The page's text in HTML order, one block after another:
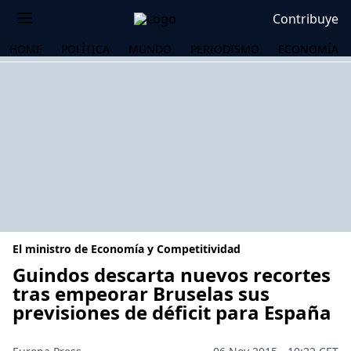
Contribuye
HOME POLÍTICA MUNDO PERIODISMO ECONOMÍA
El ministro de Economía y Competitividad
Guindos descarta nuevos recortes
tras empeorar Bruselas sus
previsiones de déficit para España